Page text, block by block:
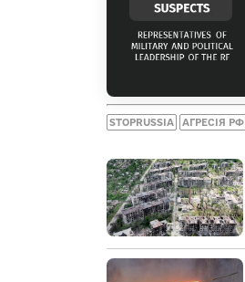
STOPRUSSIA АГРЕСІЯ РФ